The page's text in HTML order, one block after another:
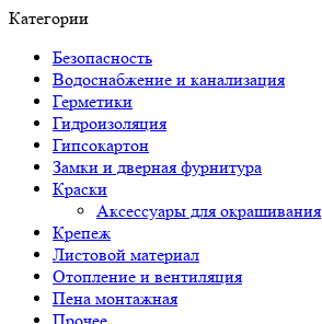
Категории
Безопасность
Водоснабжение и канализация
Герметики
Гидроизоляция
Гипсокартон
Замки и дверная фурнитура
Краски
Аксессуары для окрашивания
Крепеж
Листовой материал
Отопление и вентиляция
Пена монтажная